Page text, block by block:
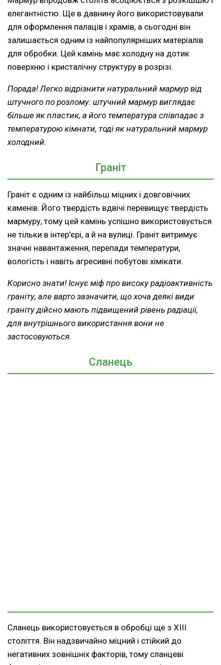
елегантністю. Ще в давнину його використовували
для оформлення палаців і храмів, а сьогодні він
залишається одним із найпопулярніших матеріалів
для обробки. Цей камінь має холодну на дотик
поверхню і кристалічну структуру в розрізі.
Порада! Легко відрізнити натуральний мармур від
штучного по розлому: штучний мармур виглядає
більше як пластик, а його температура співпадає з
температурою кімнати, тоді як натуральний мармур
холодний.
Граніт
Граніт є одним із найбільш міцних і довговічних
каменів. Його твердість вдвічі перевищує твердість
мармуру, тому цей камінь успішно використовується
не тільки в інтер’єрі, а й на вулиці. Граніт витримує
значні навантаження, перепади температури,
вологість і навіть агресивні побутові хімікати.
Корисно знати! Існує міф про високу радіоактивність
граніту, але варто зазначити, що хоча деякі види
граніту дійсно мають підвищений рівень радіації,
для внутрішнього використання вони не
застосовуються.
Сланець
Сланець використовується в обробці ще з XIII
століття. Він надзвичайно міцний і стійкий до
негативних зовнішніх факторів, тому сланцеві